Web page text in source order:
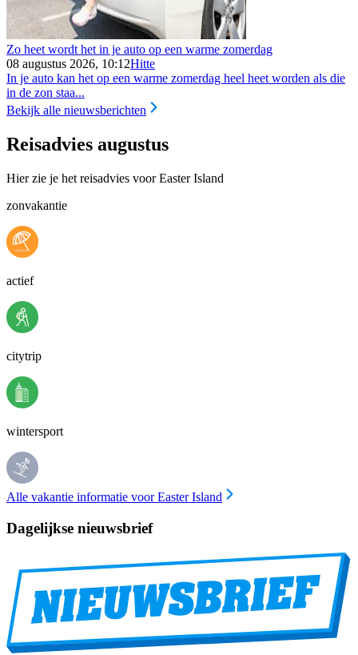
Zo heet wordt het in je auto op een warme zomerdag
08 augustus 2026, 10:12Hitte
In je auto kan het op een warme zomerdag heel heet worden als die
in de zon staa...
Bekijk alle nieuwsberichten
Reisadvies augustus
Hier zie je het reisadvies voor Easter Island
zonvakantie
actief
citytrip
wintersport
Alle vakantie informatie voor Easter Island
Dagelijkse nieuwsbrief